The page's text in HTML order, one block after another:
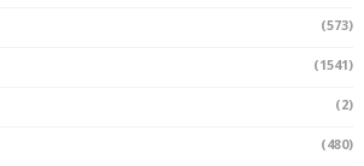
(573)
(1541)
(2)
(480)